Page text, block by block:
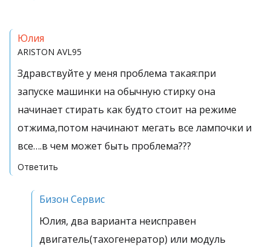
Юлия
ARISTON AVL95
Здравствуйте у меня проблема такая:при
запуске машинки на обычную стирку она
начинает стирать как будто стоит на режиме
отжима,потом начинают мегать все лампочки и
все….в чем может быть проблема???
Ответить
Бизон Сервис
Юлия, два варианта неисправен
двигатель(тахогенератор) или модуль